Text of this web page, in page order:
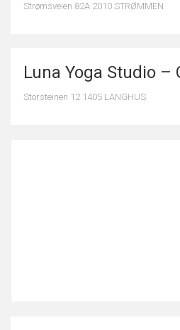
Strømsveien 82A 2010 STRØMMEN
Luna Yoga Studio –
Storsteinen 12 1405 LANGHUS